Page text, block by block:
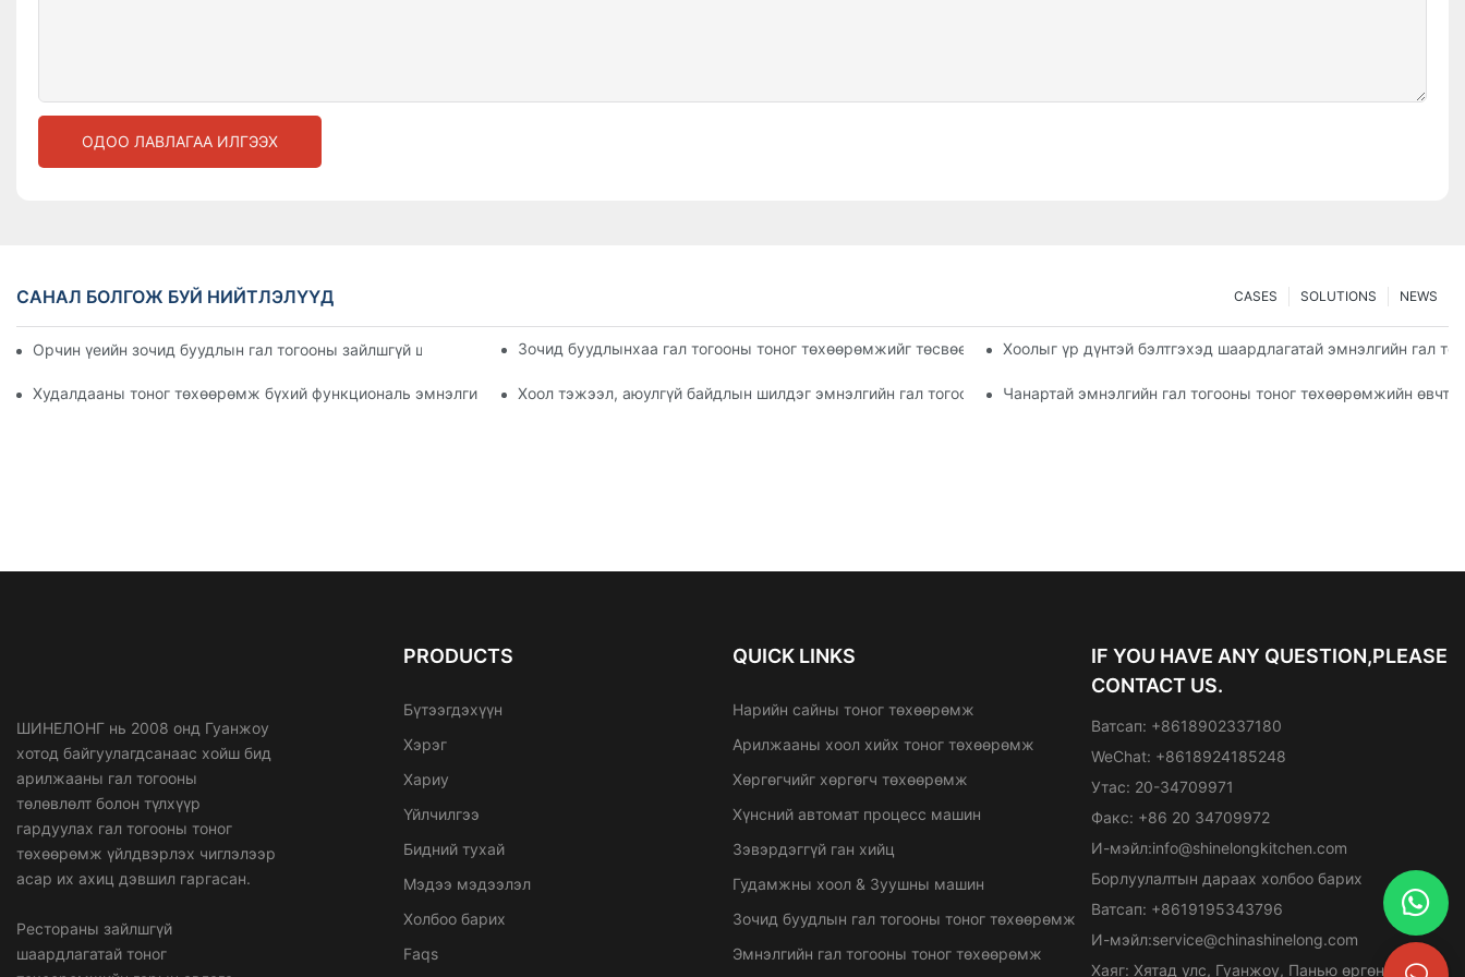
ОДОО ЛАВЛАГАА ИЛГЭЭХ
САНАЛ БОЛГОЖ БУЙ НИЙТЛЭЛҮҮД NEWS
SOLUTIONS
CASES
Орчин үеийн зочид буудлын гал тогооны зайлшгүй шаардлагатай арилжааны хоол хийх тоног төхөөрөмжЗочид буудлынхаа гал тогооны тоног төхөөрөмжийг төсвөөр хэрхэн шинэчлэх вэХоолыг үр дүнтэй бэлтгэхэд шаардлагатай эмнэлгийн гал
Худалдааны тоног төхөөрөмж бүхий функциональ эмнэлгийн гал тогооны дизайныг хэрхэн хийх вэХоол тэжээл, аюулгүй байдлын шилдэг эмнэлгийн гал тогооны тоног төхөөрөмжЧанартай эмнэлгийн гал тогооны тоног төхөөрөмжийн
ШИНЕЛОНГ нь 2008 онд Гуанжоу
хотод байгуулагдсанаас хойш бид
арилжааны гал тогооны
төлөвлөлт болон түлхүүр
гардуулах гал тогооны тоног
төхөөрөмж үйлдвэрлэх чиглэлээр
асар их ахиц дэвшил гаргасан.
Рестораны зайлшгүй
шаардлагатай тоног
PRODUCTS
Бүтээгдэхүүн
Хэрэг
Хариу
Үйлчилгээ
Бидний тухай
Мэдээ мэдээлэл
Холбоо барих
Faqs
QUICK LINKS
Нарийн сайны тоног төхөөрөмж
Арилжааны хоол хийх тоног төхөөрөмж
Хөргөгчийг хөргөгч төхөөрөмж
Хүнсний автомат процесс машин
Зэвэрдэггүй ган хийц
Гудамжны хоол & Зуушны машин
Зочид буудлын гал тогооны тоног төхөөрөмж
Эмнэлгийн гал тогооны тоног төхөөрөмж
IF YOU HAVE ANY QUESTION,PLEASE
CONTACT US.
Ватсап: +8618902337180
WeChat: +8618924185248
Утас: 20-34709971
Факс: +86 20 34709972
И-мэйл:info@shinelongkitchen.com
Борлуулалтын дараах холбоо барих
Ватсап: +8619195343796
И-мэйл:service@chinashinelong.com
Хаяг: Хятад улс, Гуанжоу, Панью өргөн чөлөө,